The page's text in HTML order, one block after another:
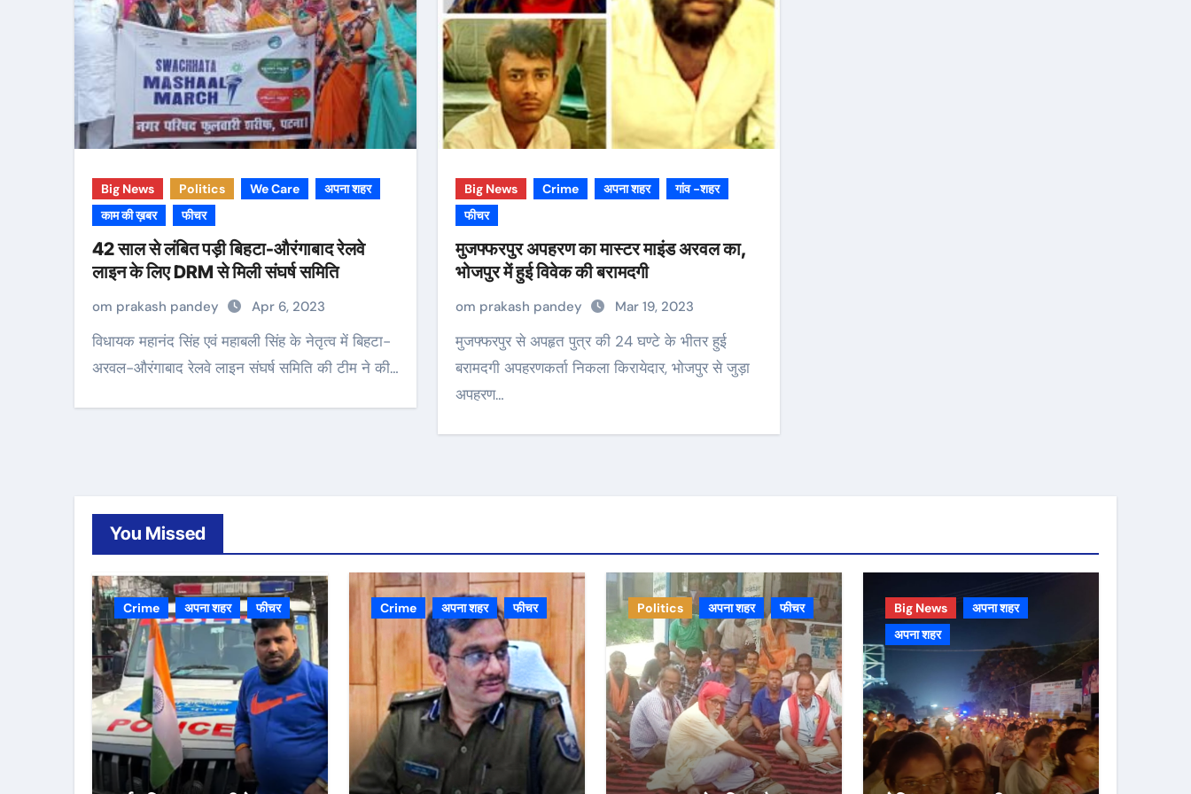
Big News Politics We Care
अपना शहर
काम की ख़बर
फीचर
42 साल से लंबित पड़ी बिहटा-औरंगाबाद रेलवे
लाइन के लिए DRM से मिली संघर्ष समिति
om prakash pandey Apr 6, 2023
विधायक महानंद सिंह एवं महाबली सिंह के नेतृत्व में बिहटा-
अरवल-औरंगाबाद रेलवे लाइन संघर्ष समिति की टीम ने की…
Big News Crime अपना शहर
गांव -शहर
फीचर
मुजफ्फरपुर अपहरण का मास्टर माइंड अरवल का,
भोजपुर में हुई विवेक की बरामदगी
om prakash pandey Mar 19, 2023
मुजफ्फरपुर से अपहृत पुत्र की 24 घण्टे के भीतर हुई
बरामदगी अपहरणकर्ता निकला किरायेदार, भोजपुर से जुड़ा
अपहरण…
You Missed
Crime अपना शहर फीचर Crime अपना शहर फीचर Politics अपना शहर फीचर Big News
अपना शहर
अपना शहर